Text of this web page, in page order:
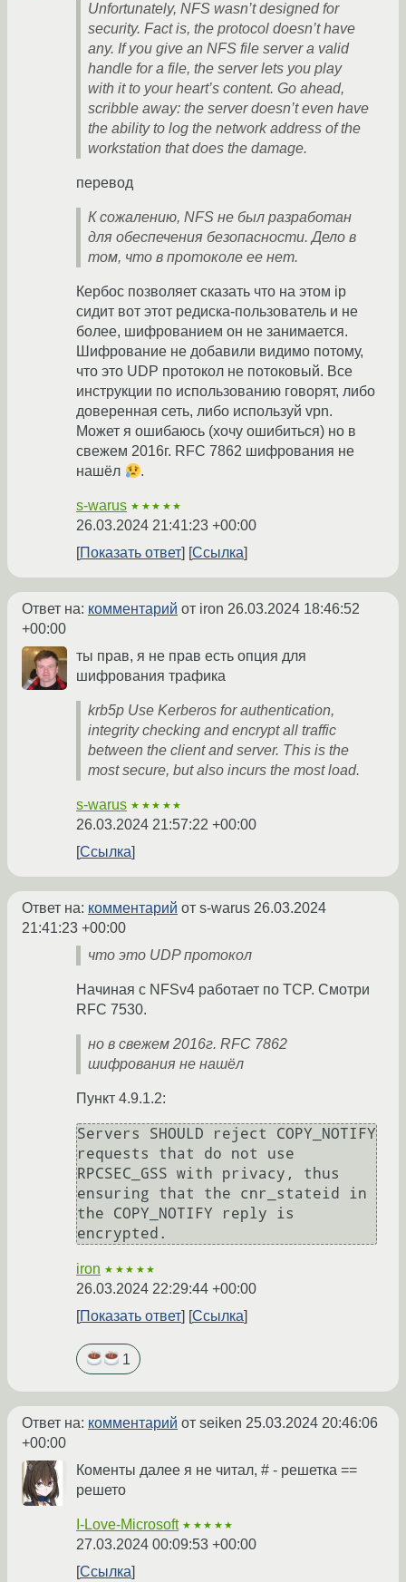
Unfortunately, NFS wasn’t designed for
security. Fact is, the protocol doesn’t have
any. If you give an NFS file server a valid
handle for a file, the server lets you play
with it to your heart’s content. Go ahead,
scribble away: the server doesn’t even have
the ability to log the network address of the
workstation that does the damage.
перевод
К сожалению, NFS не был разработан
для обеспечения безопасности. Дело в
том, что в протоколе ее нет.
Кербос позволяет сказать что на этом ip
сидит вот этот редиска-пользователь и не
более, шифрованием он не занимается.
Шифрование не добавили видимо потому,
что это UDP протокол не потоковый. Все
инструкции по использованию говорят, либо
доверенная сеть, либо используй vpn.
Может я ошибаюсь (хочу ошибиться) но в
свежем 2016г. RFC 7862 шифрования не
нашёл
.
s-warus ★★★★★
26.03.2024 21:41:23 +00:00
Показать ответ
Ссылка
Ответ на: комментарий от iron 26.03.2024 18:46:52
+00:00
ты прав, я не прав есть опция для
шифрования трафика
krb5p Use Kerberos for authentication,
integrity checking and encrypt all traffic
between the client and server. This is the
most secure, but also incurs the most load.
s-warus ★★★★★
26.03.2024 21:57:22 +00:00
Ссылка
Ответ на: комментарий от s-warus 26.03.2024
21:41:23 +00:00
что это UDP протокол
Начиная с NFSv4 работает по TCP. Смотри
RFC 7530.
но в свежем 2016г. RFC 7862
шифрования не нашёл
Пункт 4.9.1.2:
Servers SHOULD reject COPY_NOTIFY
requests that do not use
RPCSEC_GSS with privacy, thus
ensuring that the cnr_stateid in
the COPY_NOTIFY reply is
iron ★★★★★
26.03.2024 22:29:44 +00:00
Показать ответ
Ссылка
1
Ответ на: комментарий от seiken 25.03.2024 20:46:06
+00:00
Коменты далее я не читал, # - решетка ==
решето
I-Love-Microsoft ★★★★★
27.03.2024 00:09:53 +00:00
Ссылка